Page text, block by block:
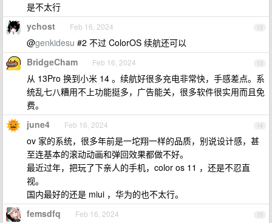
是不太行
12
ychost Feb 16, 2024
@genkidesu #2 不过 ColorOS 续航还可以
13
BridgeCham Feb 16, 2024
从 13Pro 换到小米 14 。续航好很多充电非常快，手感差点。系
统乱七八糟用不上功能挺多，广告能关，很多软件很实用而且免
费。
14
june4 Feb 16, 2024
ov 家的系统，很多年前是一坨翔一样的品质，别说设计感，甚
至连基本的滚动动画和弹回效果都做不好。
最近过年，把玩了下亲人的手机，color os 11 ，还是不忍直
视。
国内最好的还是 miui ，华为的也不太行。
15
femsdfq Feb 16, 2024